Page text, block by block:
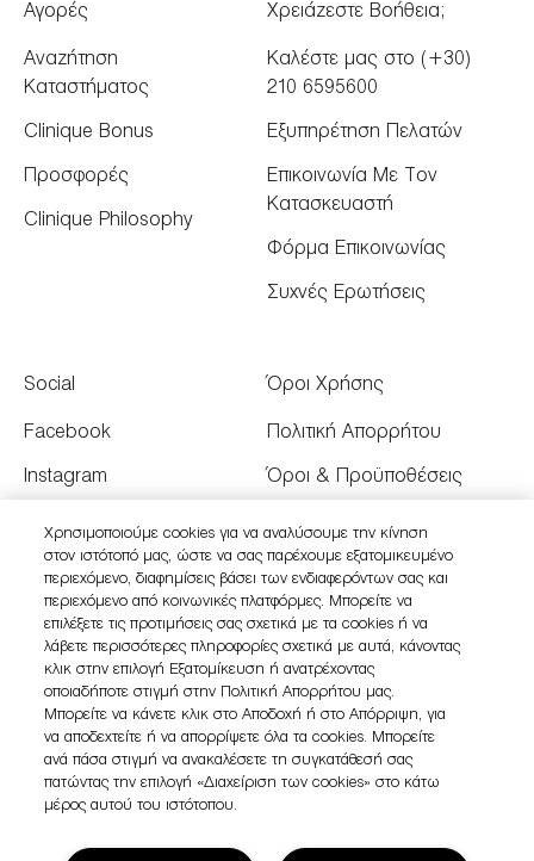
Αγορές
Αναζήτηση
Καταστήματος
Clinique Bonus
Προσφορές
Clinique Philosophy
Χρειάζεστε Βοήθεια;
Καλέστε μας στο (+30)
210 6595600
Εξυπηρέτηση Πελατών
Επικοινωνία Με Τον
Κατασκευαστή
Φόρμα Επικοινωνίας
Συχνές Ερωτήσεις
Social
Facebook
Instagram
Twitter
Όροι Χρήσης
Πολιτική Απορρήτου
Όροι & Προϋποθέσεις
Διαχειριστείτε τα Cookies
του Ιστότοπου
Χρησιμοποιούμε cookies για να αναλύσουμε την κίνηση
στον ιστότοπό μας, ώστε να σας παρέχουμε εξατομικευμένο
περιεχόμενο, διαφημίσεις βάσει των ενδιαφερόντων σας και
περιεχόμενο από κοινωνικές πλατφόρμες. Μπορείτε να
επιλέξετε τις προτιμήσεις σας σχετικά με τα cookies ή να
λάβετε περισσότερες πληροφορίες σχετικά με αυτά, κάνοντας
κλικ στην επιλογή Εξατομίκευση ή ανατρέχοντας
οποιαδήποτε στιγμή στην Πολιτική Απορρήτου μας.
Μπορείτε να κάνετε κλικ στο Αποδοχή ή στο Απόρριψη, για
να αποδεχτείτε ή να απορρίψετε όλα τα cookies. Μπορείτε
ανά πάσα στιγμή να ανακαλέσετε τη συγκατάθεσή σας
πατώντας την επιλογή «Διαχείριση των cookies» στο κάτω
μέρος αυτού του ιστότοπου.